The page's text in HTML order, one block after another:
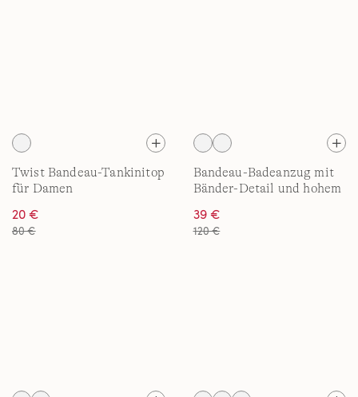
Twist Bandeau-Tankinitop
für Damen
20 €
80 €
Bandeau-Badeanzug mit
Bänder-Detail und hohem
39 €
120 €